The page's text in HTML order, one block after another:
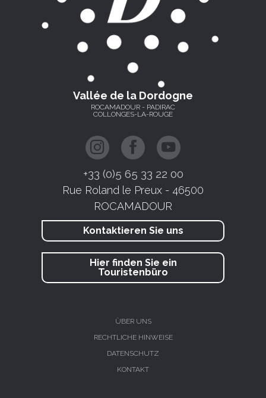
Vallée de la Dordogne
ROCAMADOUR - PADIRAC
COLLONGES-LA-ROUGE
+33 (0)5 65 33 22 00
Rue Roland le Preux - 46500
ROCAMADOUR
Kontaktieren Sie uns
Hier finden Sie ein
Touristenbüro
ÜBER UNS
RECHTLICHE HINWEISE
DATENSCHUTZ
KONTAKT